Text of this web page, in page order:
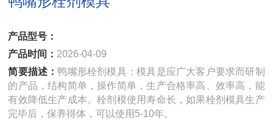
产品型号：
产品时间： 2026-04-09
简要描述： 鸭嘴形栓剂模具：模具是应广大客户要求而研制
的产品，结构简单，操作简单，生产合格率高、效率高，能
有效降低生产成本。栓剂模使用寿命长，如果栓剂模具生产
完毕后，保养得体，可以使用5-10年。